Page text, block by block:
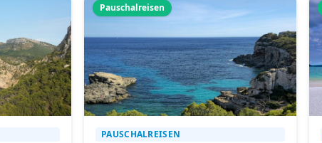
Pauschalreisen
PAUSCHALREISEN